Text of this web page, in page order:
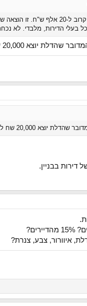
מאד קשה לעמוד בה.
בעלי הדירות, מלבדי. לא
יוצא 20,000 שח לכל דירה?
יוצא 20,000 שח לכל דירה?
דירות בבניין.
איוורור, צבע, צנרת?